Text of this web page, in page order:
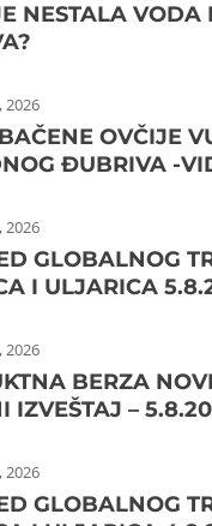
NESTALA VODA
2026
OVČIJE
ĐUBRIVA -
2026
GLOBALNOG
I ULJARICA
2026
BERZA
IZVEŠTAJ –
2026
GLOBALNOG